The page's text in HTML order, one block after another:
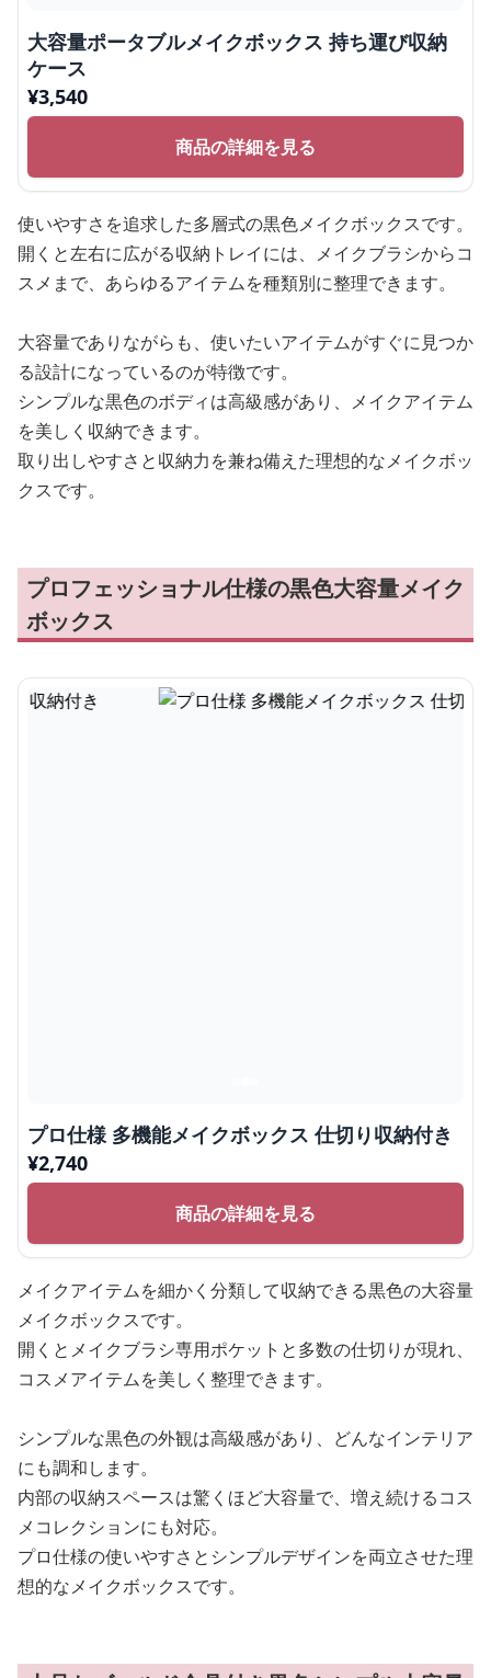
大容量ポータブルメイクボックス 持ち運び収納
ケース
¥3,540
商品の詳細を見る
使いやすさを追求した多層式の黒色メイクボックスです。
開くと左右に広がる収納トレイには、メイクブラシからコ
スメまで、あらゆるアイテムを種類別に整理できます。
大容量でありながらも、使いたいアイテムがすぐに見つか
る設計になっているのが特徴です。
シンプルな黒色のボディは高級感があり、メイクアイテム
を美しく収納できます。
取り出しやすさと収納力を兼ね備えた理想的なメイクボッ
クスです。
プロフェッショナル仕様の黒色大容量メイク
ボックス
プロ仕様 多機能メイクボックス 仕切り収納付き
¥2,740
商品の詳細を見る
メイクアイテムを細かく分類して収納できる黒色の大容量
メイクボックスです。
開くとメイクブラシ専用ポケットと多数の仕切りが現れ、
コスメアイテムを美しく整理できます。
シンプルな黒色の外観は高級感があり、どんなインテリア
にも調和します。
内部の収納スペースは驚くほど大容量で、増え続けるコス
メコレクションにも対応。
プロ仕様の使いやすさとシンプルデザインを両立させた理
想的なメイクボックスです。